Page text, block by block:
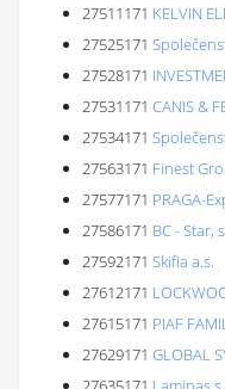
27511171 KELVIN
27525171
27528171
27531171 CANIS &
27534171
27563171 Finest
27577171 PRAGA-
27586171 BC - Star,
27592171 Skifia a.s.
27612171
27615171 PIAF
27629171 GLOBAL